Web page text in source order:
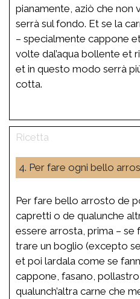
pianamente, aziò che non
serrà sul fondo. Et se la
– specialmente cappone
volte dal’aqua bollente et
et in questo modo serrà
cotta.
4. Per fare ogni bello
Per fare bello arrosto de
capretti o de qualunche
essere arrosta, prima – se
trare un boglio (excepto
et poi lardala come se
cappone, fasano,
qualunch’altra carne che